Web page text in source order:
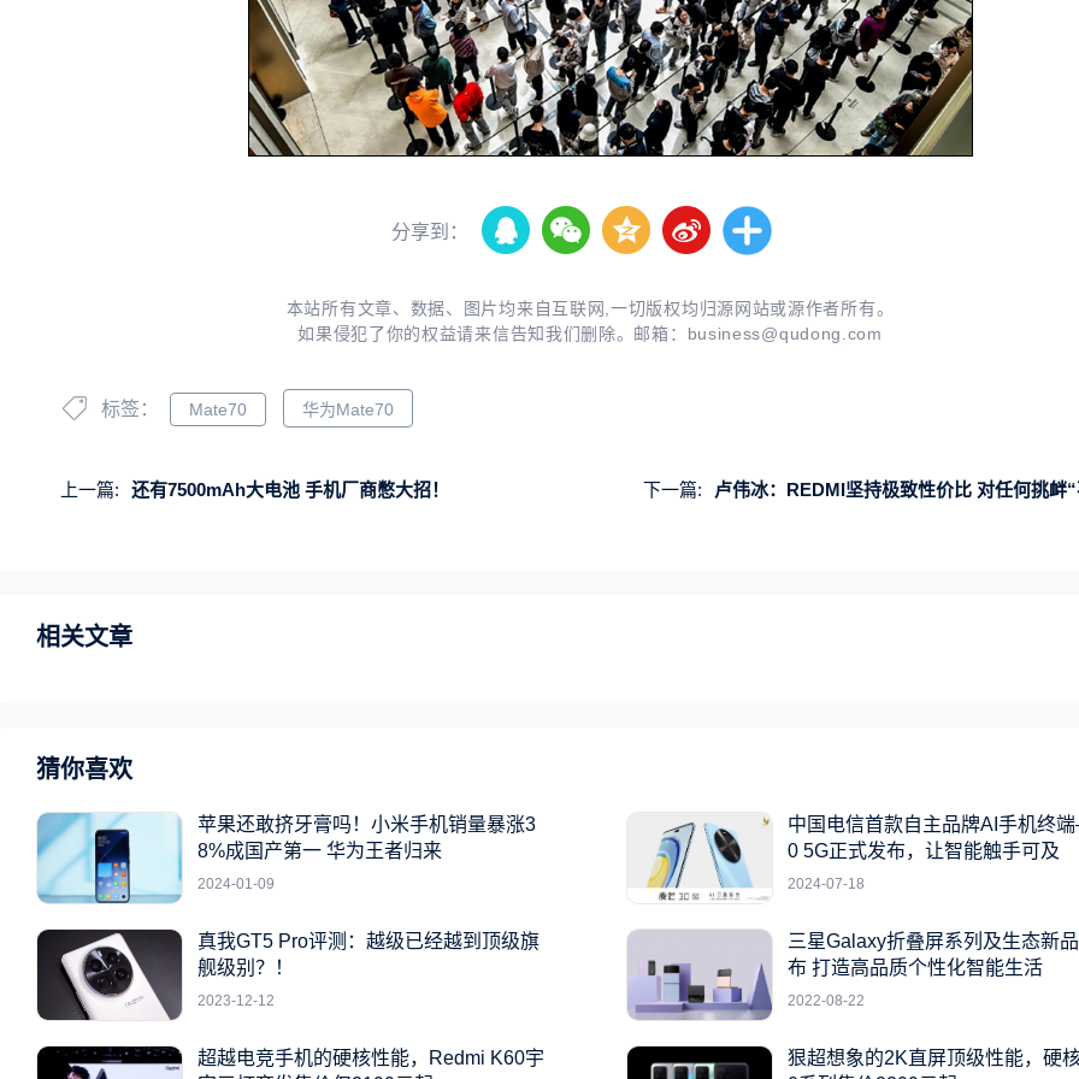
分享到：
本站所有文章、数据、图片均来自互联网,一切版权均归源网站或源作者所有。
如果侵犯了你的权益请来信告知我们删除。邮箱： business@qudong.com
标签： Mate70 华为Mate70
上一篇: 还有7500mAh大电池 手机厂商憋大招！ 下一篇: 卢伟冰：REDMI坚持极致性价比 对任何挑衅“不服就
相关文章
猜你喜欢
苹果还敢挤牙膏吗！小米手机销量暴涨3
8%成国产第一 华为王者归来
2024-01-09
中国电信首款自主品牌AI手机终
0 5G正式发布，让智能触手可及
2024-07-18
真我GT5 Pro评测：越级已经越到顶级旗
舰级别？！
2023-12-12
三星Galaxy折叠屏系列及生态新
布 打造高品质个性化智能生活
2022-08-22
超越电竞手机的硬核性能，Redmi K60宇
狠超想象的2K直屏顶级性能，硬